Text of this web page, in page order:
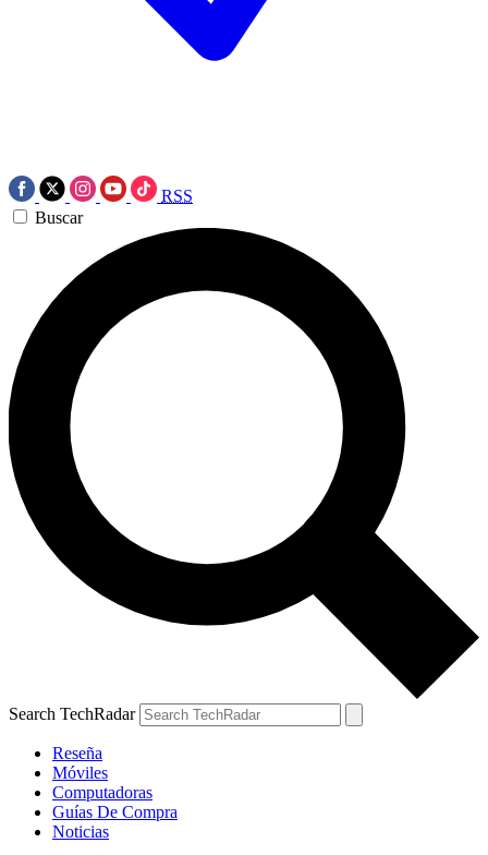
RSS
Buscar
Search TechRadar
Reseña
Móviles
Computadoras
Guías De Compra
Noticias